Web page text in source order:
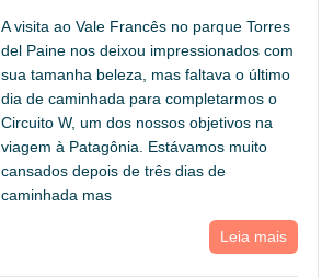
A visita ao Vale Francês no parque Torres
del Paine nos deixou impressionados com
sua tamanha beleza, mas faltava o último
dia de caminhada para completarmos o
Circuito W, um dos nossos objetivos na
viagem à Patagônia. Estávamos muito
cansados depois de três dias de
caminhada mas
Leia mais